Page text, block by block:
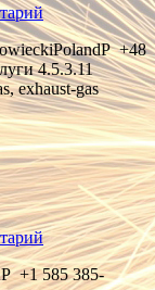
+48
4.5.3.11
exhaust-gas
+1 585 385-